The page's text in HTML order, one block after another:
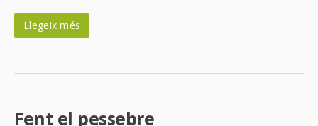
Llegeix més
Fent el pessebre